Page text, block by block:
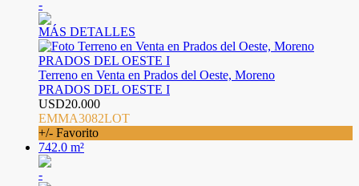
-
MÁS DETALLES
Terreno en Venta en Prados del Oeste, Moreno
PRADOS DEL OESTE I
USD20.000
EMMA3082LOT
+/- Favorito
742.0 m²
-